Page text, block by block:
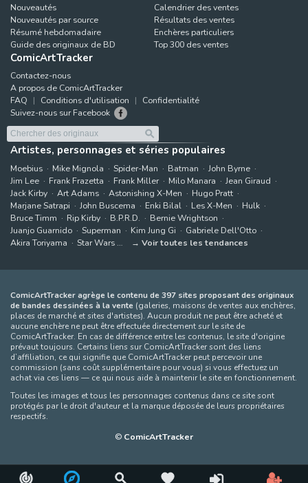
Nouveautés
Nouveautés par source
Résumé hebdomadaire
Guide des originaux de BD
Calendrier des ventes
Résultats des ventes
Enchères particuliers
Top 300 des ventes
ComicArtTracker
Contactez-nous
A propos de ComicArtTracker
FAQ
Conditions d'utilisation
Confidentialité
Suivez-nous sur Facebook
Artistes, personnages et séries populaires
Moebius Mike Mignola Spider-Man Batman
John Byrne
Jim Lee
Frank Frazetta Frank Miller Milo Manara
Jean Giraud
Jack Kirby
Art Adams Astonishing X-Men
Hugo Pratt
Marjane Satrapi
John Buscema Enki Bilal Les X-Men
Hulk
Bruce Timm
Rip Kirby B.P.R.D.
Bernie Wrightson
Juanjo Guarnido
Superman Kim Jung Gi
Gabriele Dell'Otto
Akira Toriyama
Star Wars Voir toutes les tendances
ComicArtTracker agrège le contenu de 397 sites proposant des originaux
de bandes dessinées à la vente (galeries, maisons de ventes aux enchères,
places de marché et sites d'artistes). Aucun produit ne peut être acheté et
aucune enchère ne peut être effectuée directement sur le site de
ComicArtTracker. En cas de différence entre les contenus, le site d'origine
prévaut toujours. Certains liens sur ComicArtTracker sont des liens
d’affiliation, ce qui signifie que ComicArtTracker peut percevoir une
commission (sans coût supplémentaire pour vous) si vous effectuez un
achat via ces liens — ce qui nous aide à maintenir le site en fonctionnement.
Toutes les images et tous les personnages contenus dans ce site sont
protégés par le droit d'auteur et la marque déposée de leurs propriétaires
respectifs.
© ComicArtTracker